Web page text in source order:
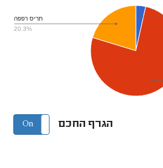
תריס רפפה
20.3%
הגרף החכם On Off